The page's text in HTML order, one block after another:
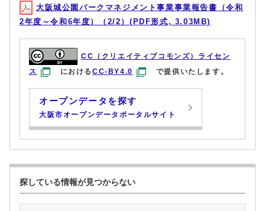
大阪城公園パークマネジメント事業事業報告書（令和
2年度～令和6年度）（2/2）(PDF形式, 3.03MB)
CC（クリエイティブコモンズ）ライセン
ス
におけるCC-BY4.0 で提供いたします。
オープンデータを探す
大阪市オープンデータポータルサイト
探している情報が見つからない